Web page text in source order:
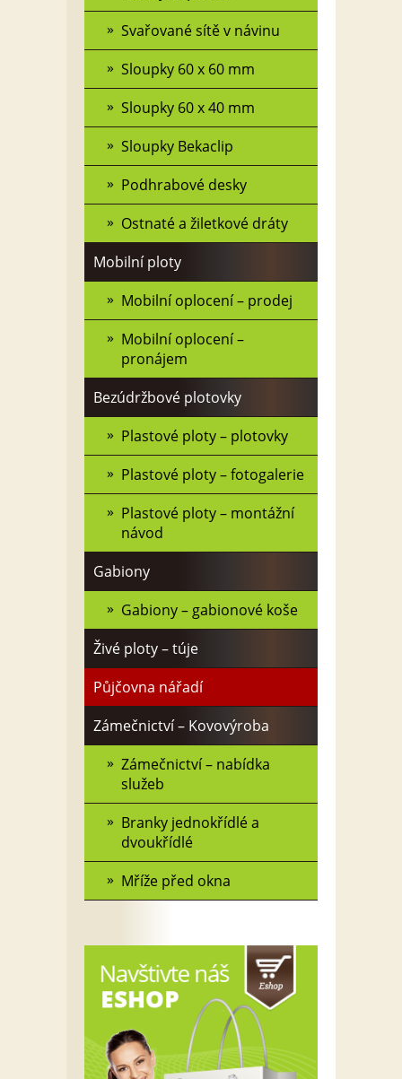
Svařované sítě v návinu
Sloupky 60 x 60 mm
Sloupky 60 x 40 mm
Sloupky Bekaclip
Podhrabové desky
Ostnaté a žiletkové dráty
Mobilní ploty
Mobilní oplocení – prodej
Mobilní oplocení –
pronájem
Bezúdržbové plotovky
Plastové ploty – plotovky
Plastové ploty – fotogalerie
Plastové ploty – montážní
návod
Gabiony
Gabiony – gabionové koše
Živé ploty – túje
Půjčovna nářadí
Zámečnictví – Kovovýroba
Zámečnictví – nabídka
služeb
Branky jednokřídlé a
dvoukřídlé
Mříže před okna